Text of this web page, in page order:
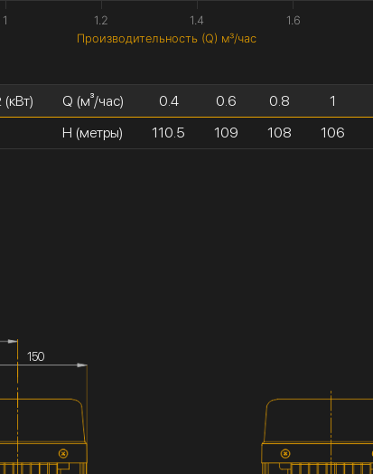
Производительность (Q) м³/час
1 1.2 1.4 1.6
(кВт)
Q (м³/час)
H (метры)
0.4
110.5
0.6
109
0.8
108
1
106
150